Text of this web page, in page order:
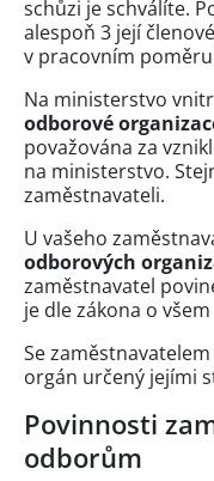
schůzi je schválíte.
alespoň 3 její
v pracovním
Na ministerstvo
odborové
považována za
na ministerstvo.
zaměstnavateli.
U vašeho
odborových
zaměstnavatel
je dle zákona o
Se
orgán určený jejími
Povinnosti
odborům